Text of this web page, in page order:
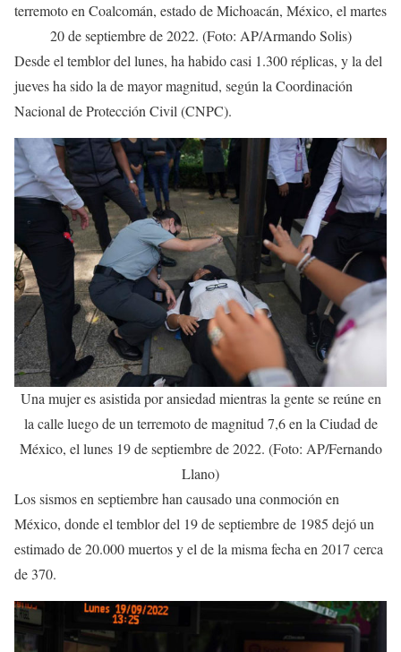
terremoto en Coalcomán, estado de Michoacán, México, el martes
20 de septiembre de 2022. (Foto: AP/Armando Solis)
Desde el temblor del lunes, ha habido casi 1.300 réplicas, y la del
jueves ha sido la de mayor magnitud, según la Coordinación
Nacional de Protección Civil (CNPC).
Una mujer es asistida por ansiedad mientras la gente se reúne en
la calle luego de un terremoto de magnitud 7,6 en la Ciudad de
México, el lunes 19 de septiembre de 2022. (Foto: AP/Fernando
Llano)
Los sismos en septiembre han causado una conmoción en
México, donde el temblor del 19 de septiembre de 1985 dejó un
estimado de 20.000 muertos y el de la misma fecha en 2017 cerca
de 370.